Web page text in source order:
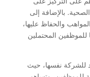
بالإضافة إلى
والحفاظ عليها،
للموظفين المحتملين
للشركة نفسها، حيث